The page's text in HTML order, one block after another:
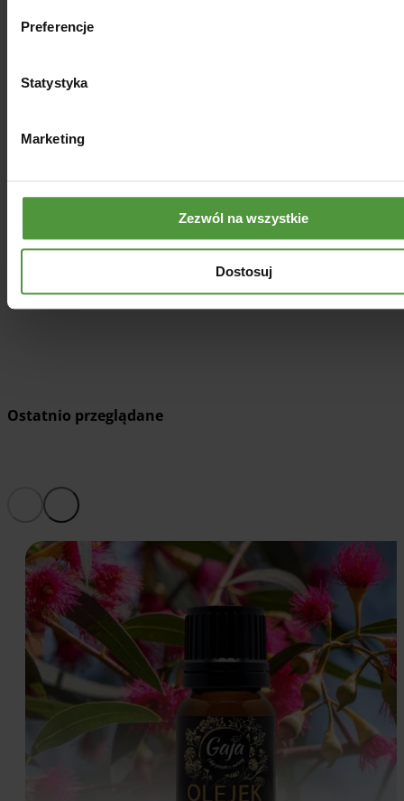
Preferencje
Statystyka
Marketing
Zezwól na wszystkie
Dostosuj
Naturalna świeca sojowa
RELAKSUJĄCA LAWENDA
59.00zł
Ostatnio przeglądane